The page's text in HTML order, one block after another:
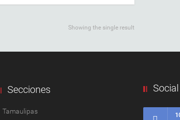
Showing the single result
Secciones
Tamaulipas
Social